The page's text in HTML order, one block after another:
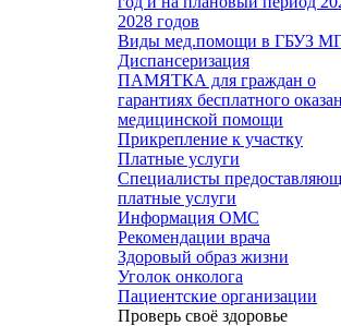
2028 годов
Виды мед.помощи в ГБУЗ
Диспансеризация
ПАМЯТКА для граждан о
гарантиях бесплатного
медицинской помощи
Прикрепление к участку
Платные услуги
Специалисты
платные услуги
Информация ОМС
Рекомендации врача
Здоровый образ жизни
Уголок онколога
Пациентские организации
Проверь своё здоровье